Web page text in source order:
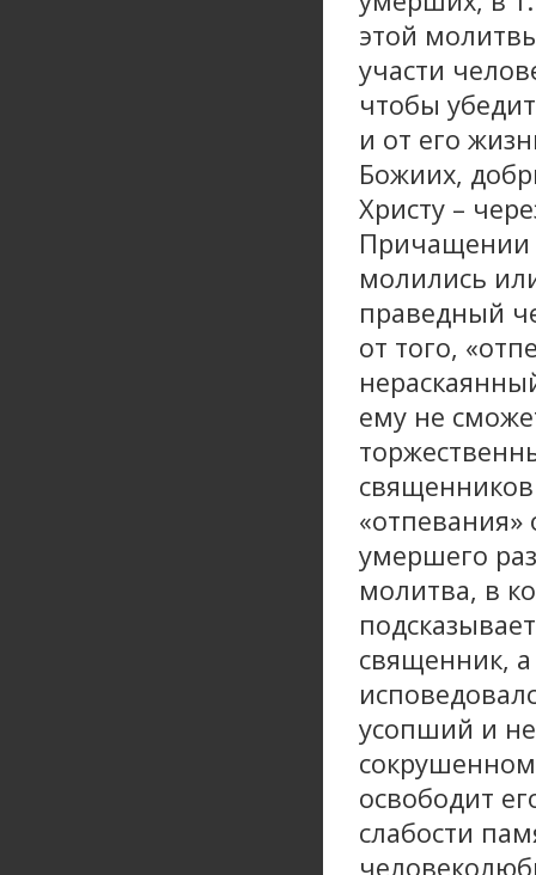
этой
участи
чтобы
и от его
Божиих,
Христу –
Причащении
молились
праведный
от того,
ему не
умершего
молитва, в
священник,
усопший и не
сокрушенном
освободит
слабости